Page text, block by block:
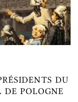
DU
POLOGNE